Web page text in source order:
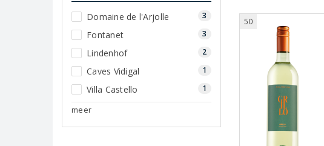
Domaine de l'Arjolle 3
Fontanet 3
Lindenhof 2
Caves Vidigal 1
Villa Castello 1
meer
50